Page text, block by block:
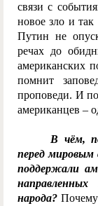
связи с
новое зло и
Путин не
речах до
американских
помнит
проповеди. И
американцев –
В чём,
перед
поддержали
направленных
народа?